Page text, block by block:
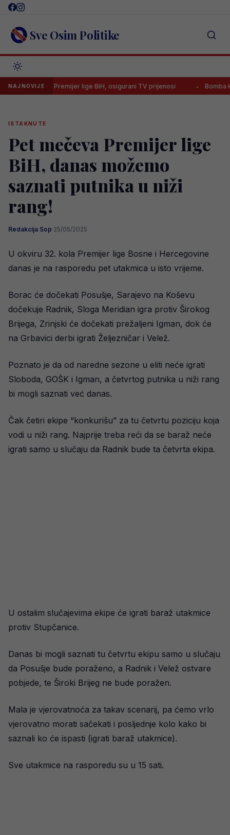
Skip
content Sve Osim Politike
NAJNOVIJEPremijer lige BiH, osigurani TV prijenosi Bomba koja je
ISTAKNUTE
Pet mečeva Premijer lige
BiH, danas možemo
saznati putnika u niži
rang!
Redakcija Sop·25/05/2025
U okviru 32. kola Premijer lige Bosne i Hercegovine
danas je na rasporedu pet utakmica u isto vrijeme.
Borac će dočekati Posušje, Sarajevo na Koševu
dočekuje Radnik, Sloga Meridian igra protiv Širokog
Brijega, Zrinjski će dočekati prežaljeni Igman, dok će
na Grbavici derbi igrati Željezničar i Velež.
Poznato je da od naredne sezone u eliti neće igrati
Sloboda, GOŠK i Igman, a četvrtog putnika u niži rang
bi mogli saznati već danas.
Čak četiri ekipe “konkurišu” za tu četvrtu poziciju koja
vodi u niži rang. Najprije treba reći da se baraž neće
igrati samo u slučaju da Radnik bude ta četvrta ekipa.
U ostalim slučajevima ekipe će igrati baraž utakmice
protiv Stupčanice.
Danas bi mogli saznati tu četvrtu ekipu samo u slučaju
da Posušje bude poraženo, a Radnik i Velež ostvare
pobjede, te Široki Brijeg ne bude poražen.
Mala je vjerovatnoća za takav scenarij, pa ćemo vrlo
vjerovatno morati sačekati i posljednje kolo kako bi
saznali ko će ispasti (igrati baraž utakmice).
Sve utakmice na rasporedu su u 15 sati.